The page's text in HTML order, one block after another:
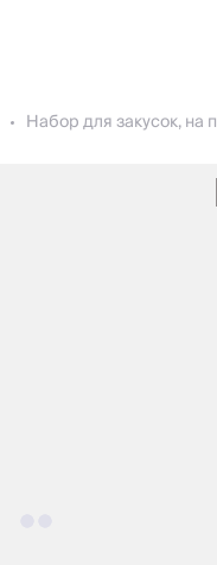
Набор для закусок, на